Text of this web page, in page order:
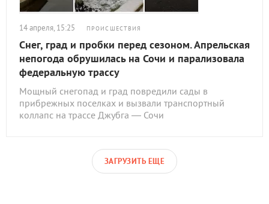
14 апреля, 15:25 ПРОИСШЕСТВИЯ
Снег, град и пробки перед сезоном. Апрельская
непогода обрушилась на Сочи и парализовала
федеральную трассу
Мощный снегопад и град повредили сады в
прибрежных поселках и вызвали транспортный
коллапс на трассе Джубга — Сочи
ЗАГРУЗИТЬ ЕЩЕ